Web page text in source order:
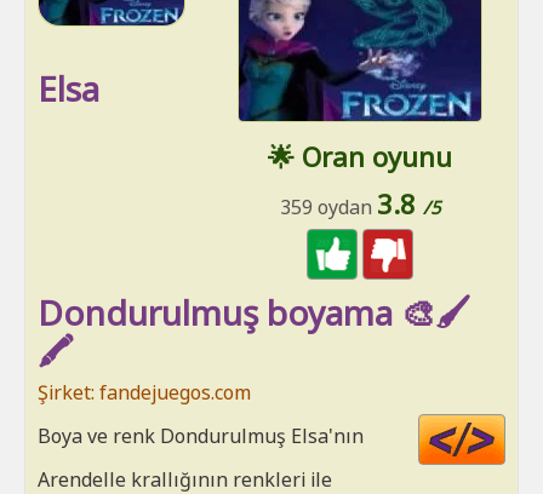
🌟 Oran oyunu
359 oydan 3.8 /5
Elsa
Dondurulmuş boyama 🎨🖌️
🖍️
Şirket: fandejuegos.com
Boya ve renk Dondurulmuş Elsa'nın
Arendelle krallığının renkleri ile